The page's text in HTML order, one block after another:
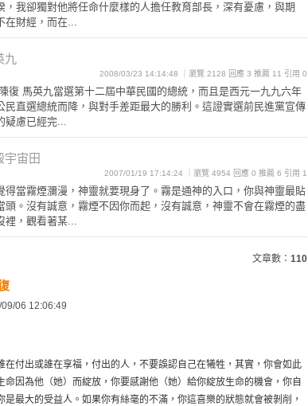
，我卻獨對他將任命什麼樣的人擔任教育部長，深有憂慮，與期
在財經，而在...
2008/03/23 14:14:48 ｜瀏覽 2128 回應 3 推薦 11 引用 0
復 馬英九當選第十二屆中華民國的總統，而且是西元一九九六年
民直選總統而降，與對手差距最大的勝利。這證實選前民進黨宣傳
疑慮已經完...
宇宙田
2007/01/19 17:14:24 ｜瀏覽 4954 回應 0 推薦 6 引用 1
得當霧煙瀰漫，神靈就要現身了。霧是通神的入口，你與神靈最貼
頭。沒有誠意，霧煙不因你而起，沒有誠意，神靈不會在霧煙的盡
裡，觀看著某...
文章數： 110
06 12:06:49
在付出或誰在享福，付出的人，不要誤認自己在犧牲，其實，你會如此
命因為他（她）而綻放，你要感謝他（她）給你綻放生命的機會，你自
是最大的受益人。如果你有絲毫的不滿，你這喜樂的狀態就會被剝削，